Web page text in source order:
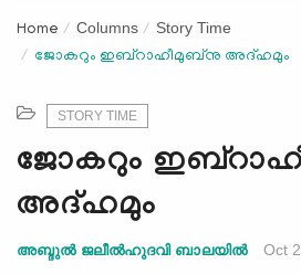
g
l
a
v
i
a
Home Columns Story Time
ജോകറും ഇബ്റാഹീമുബ്നു അദ്‍ഹമും
STORY TIME
ജോകറും
അദ്‍ഹമും
അബ്ദുല്‍ ജലീല്‍ഹുദവി ബാലയില്‍ Oct